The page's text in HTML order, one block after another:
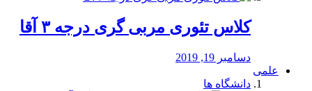
کلاس تئوری مربی گری درجه ۳ آقا
دسامبر 19, 2019
علمی
دانشگاه ها